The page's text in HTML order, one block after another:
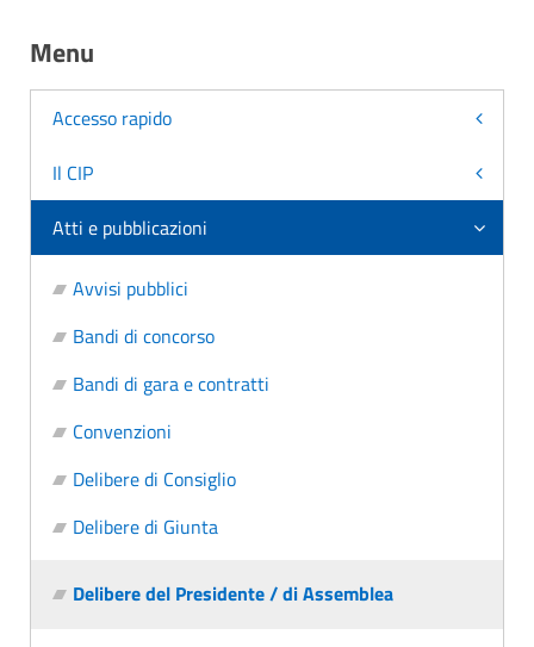
Menu
Accesso rapido
Il CIP
Atti e pubblicazioni
Avvisi pubblici
Bandi di concorso
Bandi di gara e contratti
Convenzioni
Delibere di Consiglio
Delibere di Giunta
Delibere del Presidente / di Assemblea